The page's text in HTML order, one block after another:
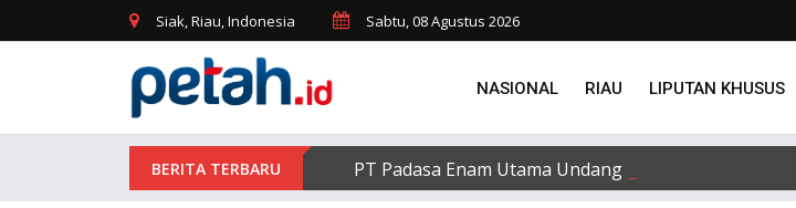
Siak, Riau, Indonesia Sabtu, 08 Agustus 2026
NASIONAL RIAU LIPUTAN KHUSUS
PT Padasa Enam Utama Undang Delapan Eks